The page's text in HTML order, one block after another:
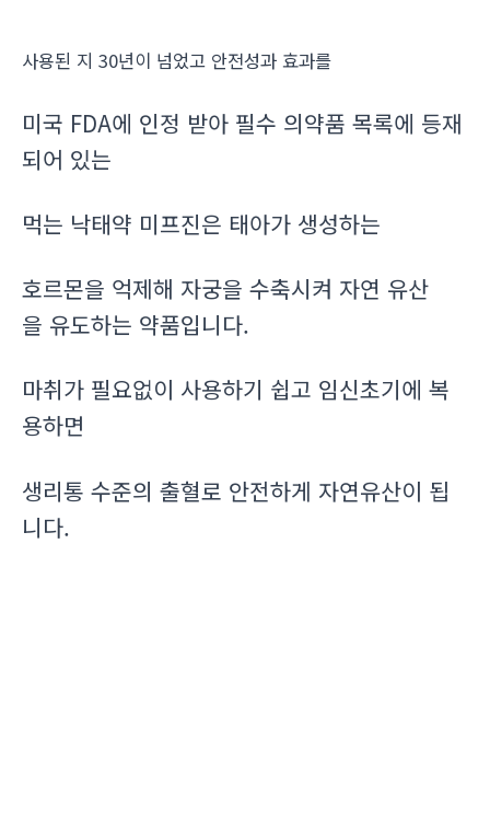
사용된 지 30년이 넘었고 안전성과 효과를
미국 FDA에 인정 받아 필수 의약품 목록에 등재
되어 있는
먹는 낙태약 미프진은 태아가 생성하는
호르몬을 억제해 자궁을 수축시켜 자연 유산
을 유도하는 약품입니다.
마취가 필요없이 사용하기 쉽고 임신초기에 복
용하면
생리통 수준의 출혈로 안전하게 자연유산이 됩
니다.